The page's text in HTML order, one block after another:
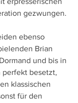
gezwungen.
ebenso
Brian
und bis in
besetzt,
klassischen
für den